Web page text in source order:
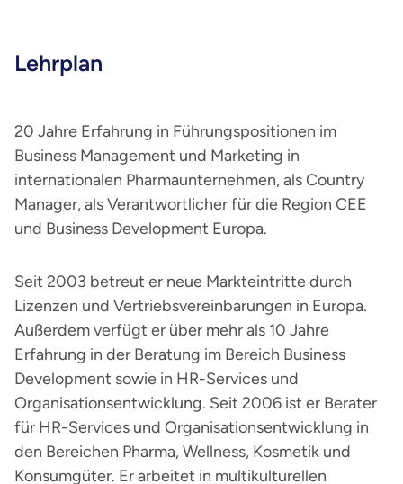
Lehrplan
20 Jahre Erfahrung in Führungspositionen im
Business Management und Marketing in
internationalen Pharmaunternehmen, als Country
Manager, als Verantwortlicher für die Region CEE
und Business Development Europa.
Seit 2003 betreut er neue Markteintritte durch
Lizenzen und Vertriebsvereinbarungen in Europa.
Außerdem verfügt er über mehr als 10 Jahre
Erfahrung in der Beratung im Bereich Business
Development sowie in HR-Services und
Organisationsentwicklung. Seit 2006 ist er Berater
für HR-Services und Organisationsentwicklung in
den Bereichen Pharma, Wellness, Kosmetik und
Konsumgüter. Er arbeitet in multikulturellen